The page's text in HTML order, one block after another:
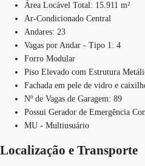
Área Locável Total: 15.911 m²
Ar-Condicionado Central
Andares: 23
Vagas por Andar - Tipo 1: 4
Forro Modular
Piso Elevado com Estrutura
Fachada em pele de vidro e
Nº de Vagas de Garagem: 89
Possui Gerador de Emergência
MU - Multiusuário
Localização e Transporte